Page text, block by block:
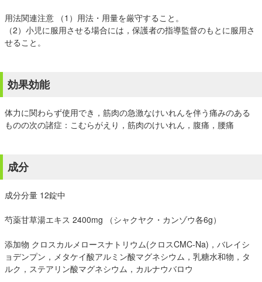
用法関連注意 （1）用法・用量を厳守すること。
（2）小児に服用させる場合には，保護者の指導監督のもとに服用さ
せること。
効果効能
体力に関わらず使用でき，筋肉の急激なけいれんを伴う痛みのある
ものの次の諸症：こむらがえり，筋肉のけいれん，腹痛，腰痛
成分
成分分量 12錠中
芍薬甘草湯エキス 2400mg （シャクヤク・カンゾウ各6g）
添加物 クロスカルメロースナトリウム(クロスCMC-Na)，バレイシ
ョデンプン，メタケイ酸アルミン酸マグネシウム，乳糖水和物，タ
ルク，ステアリン酸マグネシウム，カルナウバロウ